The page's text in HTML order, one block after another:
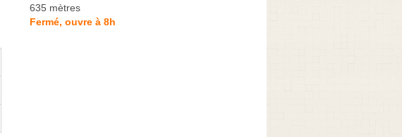
635 mètres
Fermé, ouvre à 8h